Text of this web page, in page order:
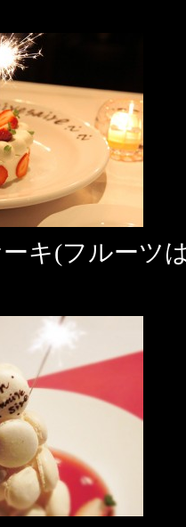
ーキ(フルーツ